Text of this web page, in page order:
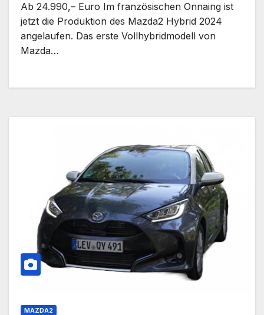
Ab 24.990,– Euro Im französischen Onnaing ist
jetzt die Produktion des Mazda2 Hybrid 2024
angelaufen. Das erste Vollhybridmodell von
Mazda…
MAZDA2